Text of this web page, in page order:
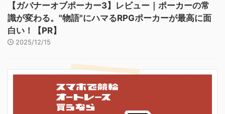
【ガバナーオブポーカー3】レビュー｜ポーカーの常
識が変わる。"物語"にハマるRPGポーカーが最高に面
白い！【PR】
2025/12/15